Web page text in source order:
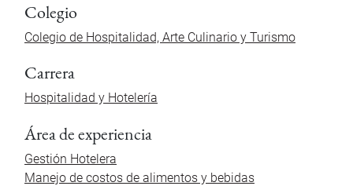
Colegio
Colegio de Hospitalidad, Arte Culinario y Turismo
Carrera
Hospitalidad y Hotelería
Área de experiencia
Gestión Hotelera
Manejo de costos de alimentos y bebidas